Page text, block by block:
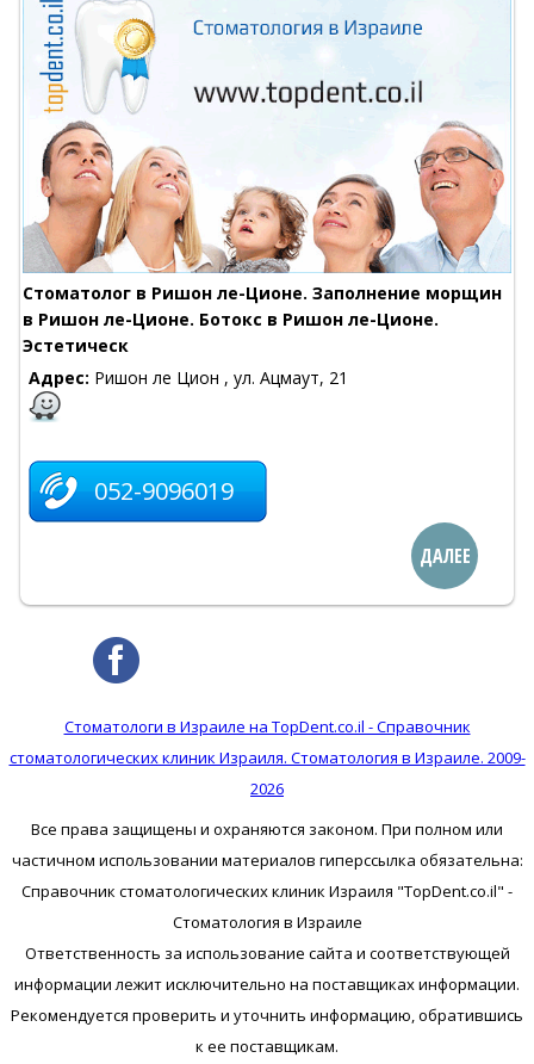
Стоматолог в Ришон ле-Ционе. Заполнение морщин
в Ришон ле-Ционе. Ботокс в Ришон ле-Ционе.
Эстетическ
Адрес: Ришон ле Цион , ул. Ацмаут, 21
052-9096019
ДАЛЕЕ
Стоматологи в Израиле на TopDent.co.il - Справочник
стоматологических клиник Израиля. Стоматология в Израиле. 2009-
2026
Все права защищены и охраняются законом. При полном или
частичном использовании материалов гиперссылка обязательна:
Справочник стоматологических клиник Израиля "TopDent.co.il" -
Стоматология в Израиле
Ответственность за использование сайта и соответствующей
информации лежит исключительно на поставщиках информации.
Рекомендуется проверить и уточнить информацию, обратившись
к ее поставщикам.